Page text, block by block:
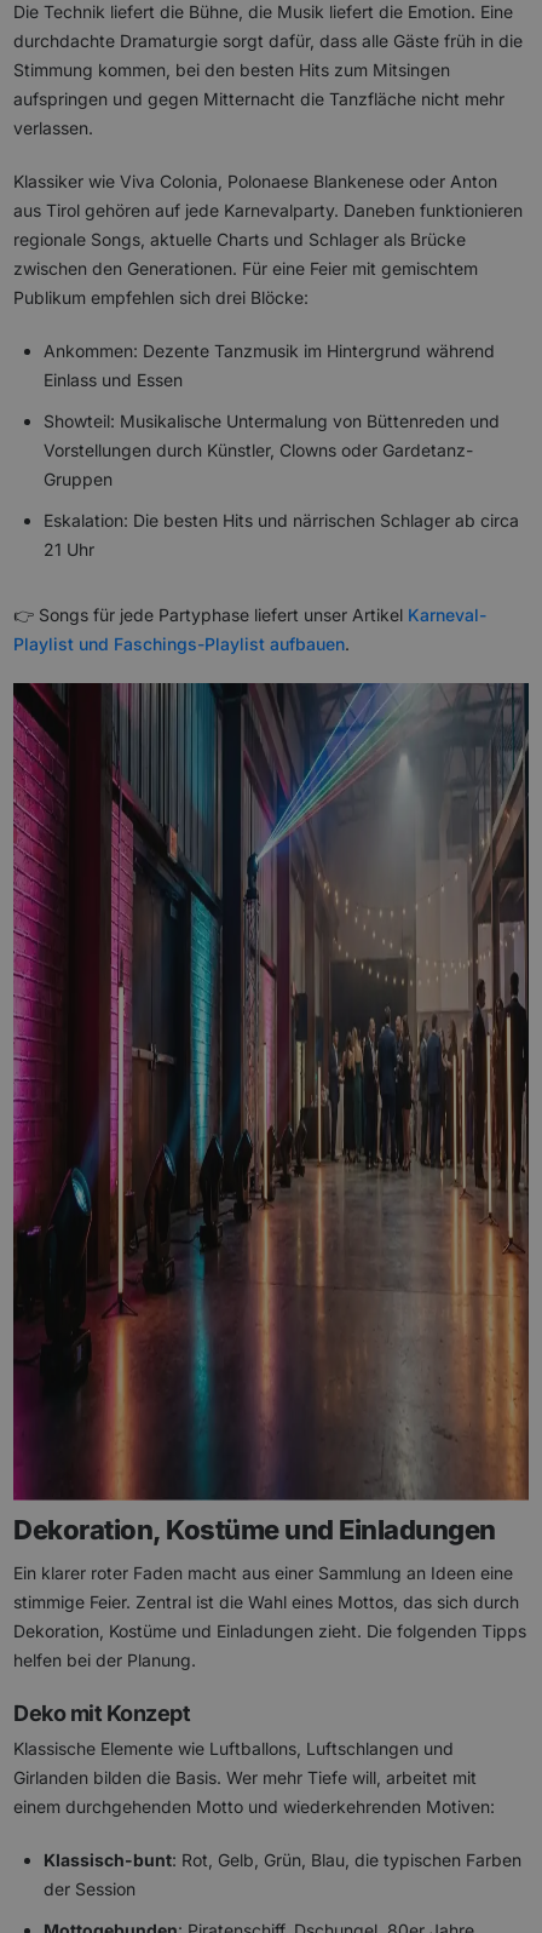
Die Technik liefert die Bühne, die Musik liefert die Emotion. Eine
durchdachte Dramaturgie sorgt dafür, dass alle Gäste früh in die
Stimmung kommen, bei den besten Hits zum Mitsingen
aufspringen und gegen Mitternacht die Tanzfläche nicht mehr
verlassen.
Klassiker wie Viva Colonia, Polonaese Blankenese oder Anton
aus Tirol gehören auf jede Karnevalparty. Daneben funktionieren
regionale Songs, aktuelle Charts und Schlager als Brücke
zwischen den Generationen. Für eine Feier mit gemischtem
Publikum empfehlen sich drei Blöcke:
Ankommen: Dezente Tanzmusik im Hintergrund während
Einlass und Essen
Showteil: Musikalische Untermalung von Büttenreden und
Vorstellungen durch Künstler, Clowns oder Gardetanz-
Gruppen
Eskalation: Die besten Hits und närrischen Schlager ab circa
21 Uhr
👉 Songs für jede Partyphase liefert unser Artikel Karneval-
Playlist und Faschings-Playlist aufbauen.
Dekoration, Kostüme und Einladungen
Ein klarer roter Faden macht aus einer Sammlung an Ideen eine
stimmige Feier. Zentral ist die Wahl eines Mottos, das sich durch
Dekoration, Kostüme und Einladungen zieht. Die folgenden Tipps
helfen bei der Planung.
Deko mit Konzept
Klassische Elemente wie Luftballons, Luftschlangen und
Girlanden bilden die Basis. Wer mehr Tiefe will, arbeitet mit
einem durchgehenden Motto und wiederkehrenden Motiven:
Klassisch-bunt: Rot, Gelb, Grün, Blau, die typischen Farben
der Session